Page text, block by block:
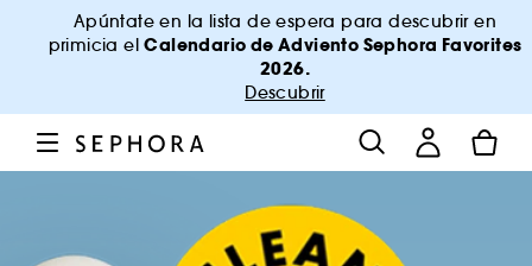
Apúntate en la lista de espera para descubrir en
primicia elCalendario de Adviento Sephora Favorites
2026.
Descubrir